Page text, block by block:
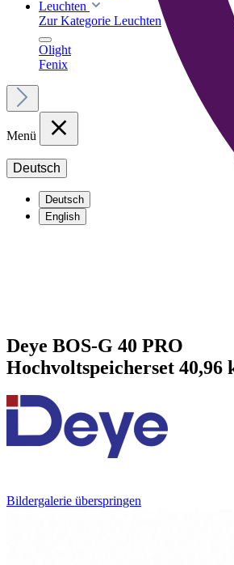
Leuchten
Zur Kategorie Leuchten
Olight
Fenix
Menü
Deutsch
Deutsch
English
Deye BOS-G 40 PRO
Hochvoltspeicherset 40,96
Bildergalerie überspringen